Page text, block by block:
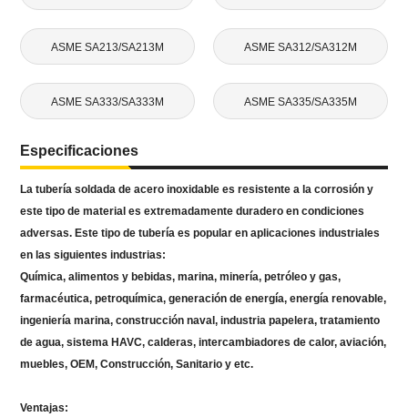
ASME SA213/SA213M ASME SA312/SA312M
ASME SA333/SA333M ASME SA335/SA335M
Especificaciones
La tubería soldada de acero inoxidable es resistente a la corrosión y
este tipo de material es extremadamente duradero en condiciones
adversas. Este tipo de tubería es popular en aplicaciones industriales
en las siguientes industrias:
Química, alimentos y bebidas, marina, minería, petróleo y gas,
farmacéutica, petroquímica, generación de energía, energía renovable,
ingeniería marina, construcción naval, industria papelera, tratamiento
de agua, sistema HAVC, calderas, intercambiadores de calor, aviación,
muebles, OEM, Construcción, Sanitario y etc.
Ventajas: